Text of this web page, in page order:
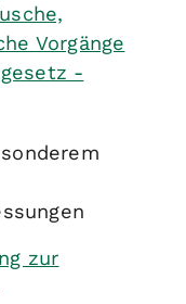
Vorgänge
-
zur